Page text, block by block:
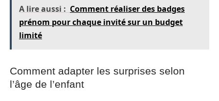
A lire aussi : Comment réaliser des badges
prénom pour chaque invité sur un budget
limité
Comment adapter les surprises selon
l’âge de l’enfant